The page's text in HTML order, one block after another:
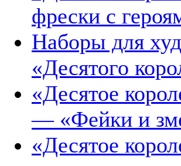
фрески с
Наборы для
«Десятого
«Десятое
— «Фейки и
«Десятое